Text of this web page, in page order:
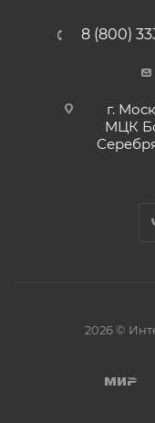
8 (800)
г.
МЦК
2026 ©